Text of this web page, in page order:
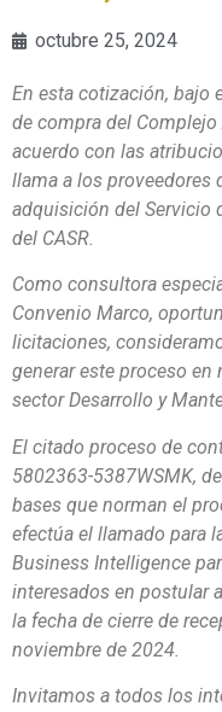
octubre 25, 2024
En esta cotización, bajo
de compra del Complejo
acuerdo con las
llama a los proveedores
adquisición del Servicio
del CASR.
Como consultora
Convenio Marco,
licitaciones,
generar este proceso
sector Desarrollo y
El citado proceso de
5802363-5387WSMK,
bases que norman el
efectúa el llamado para
Business Intelligence
interesados en postular
la fecha de cierre de
noviembre de 2024.
Invitamos a todos los